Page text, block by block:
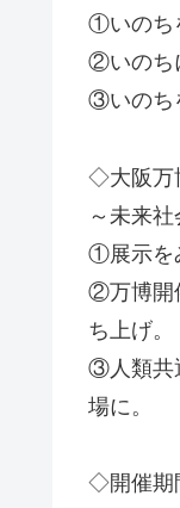
①いのち
②いのち
③いのち
◇大阪万
～未来社
①展示を
②万博開
ち上げ。
③人類共
場に。
◇開催期